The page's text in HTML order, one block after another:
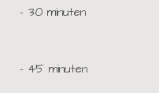
- 30 minuten
- 45 minuten